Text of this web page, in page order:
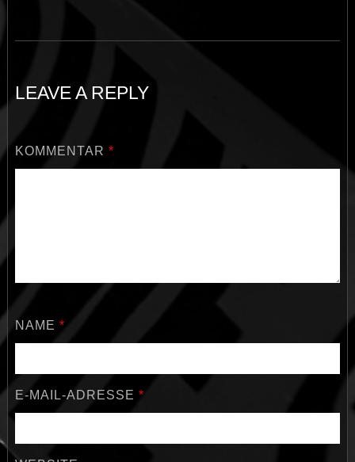
LEAVE A REPLY
KOMMENTAR *
NAME *
E-MAIL-ADRESSE *